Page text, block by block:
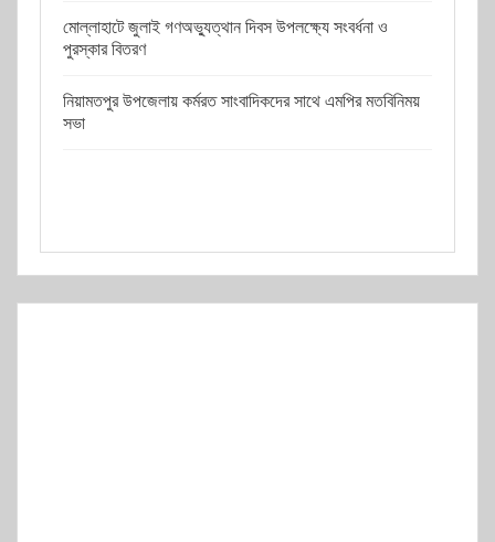
মোল্লাহাটে জুলাই গণঅভ্যুত্থান দিবস উপলক্ষ্যে সংবর্ধনা ও
পুরস্কার বিতরণ
নিয়ামতপুর উপজেলায় কর্মরত সাংবাদিকদের সাথে এমপির মতবিনিময়
সভা